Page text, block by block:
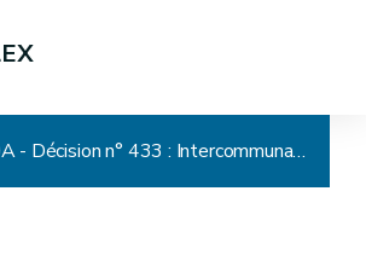
CADA - Décision n° 433 : Intercommunale – Délibération – Investissement – Recours sans objet